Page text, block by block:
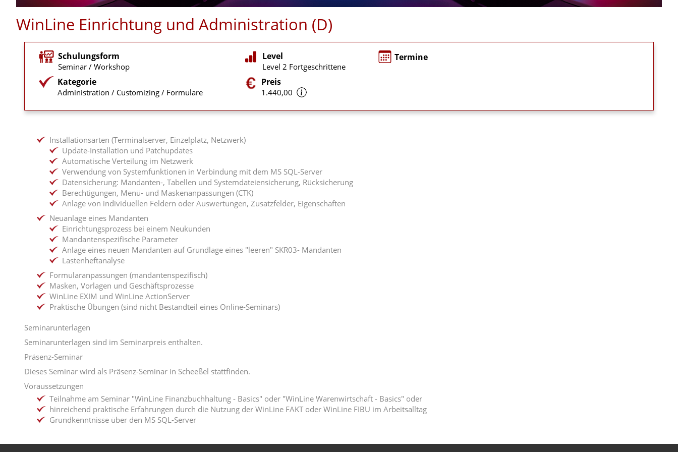
WinLine Einrichtung und Administration (D)
Schulungsform
Seminar / Workshop
Kategorie
Administration / Customizing / Formulare
Level
Level 2 Fortgeschrittene
Preis
1.440,00
Termine
Installationsarten (Terminalserver, Einzelplatz, Netzwerk)
Update-Installation und Patchupdates
Automatische Verteilung im Netzwerk
Verwendung von Systemfunktionen in Verbindung mit dem MS SQL-Server
Datensicherung: Mandanten-, Tabellen und Systemdateiensicherung, Rücksicherung
Berechtigungen, Menü- und Maskenanpassungen (CTK)
Anlage von individuellen Feldern oder Auswertungen, Zusatzfelder, Eigenschaften
Neuanlage eines Mandanten
Einrichtungsprozess bei einem Neukunden
Mandantenspezifische Parameter
Anlage eines neuen Mandanten auf Grundlage eines "leeren" SKR03- Mandanten
Lastenheftanalyse
Formularanpassungen (mandantenspezifisch)
Masken, Vorlagen und Geschäftsprozesse
WinLine EXIM und WinLine ActionServer
Praktische Übungen (sind nicht Bestandteil eines Online-Seminars)
Seminarunterlagen
Seminarunterlagen sind im Seminarpreis enthalten.
Präsenz-Seminar
Dieses Seminar wird als Präsenz-Seminar in Scheeßel stattfinden.
Voraussetzungen
Teilnahme am Seminar "WinLine Finanzbuchhaltung - Basics" oder "WinLine Warenwirtschaft - Basics" oder
hinreichend praktische Erfahrungen durch die Nutzung der WinLine FAKT oder WinLine FIBU im Arbeitsalltag
Grundkenntnisse über den MS SQL-Server